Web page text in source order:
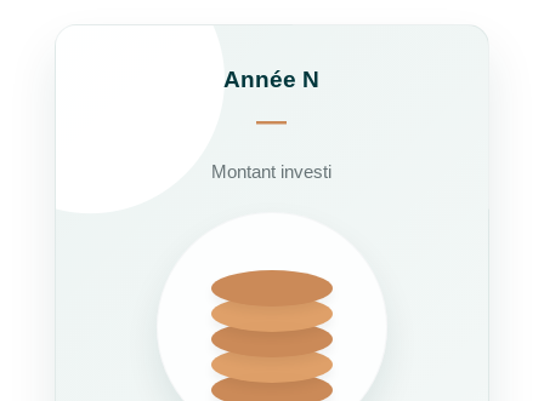
Année N
—
Montant investi